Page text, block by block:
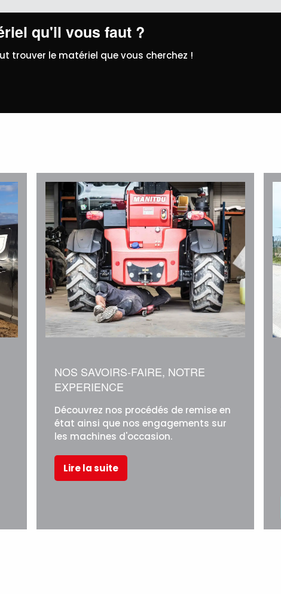
qu'il vous faut ?
trouver le matériel que vous cherchez !
NOS SAVOIRS-FAIRE, NOTRE
EXPERIENCE
Découvrez nos procédés de remise en
état ainsi que nos engagements sur
les machines d'occasion.
Lire la suite